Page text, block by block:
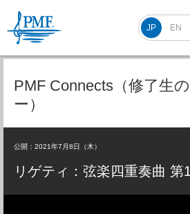
JP EN
PMF2026 スケジュール
PMF Connects（修了生
ー）
公開：2021年7月8日（木）
リゲティ：弦楽四重奏曲 第